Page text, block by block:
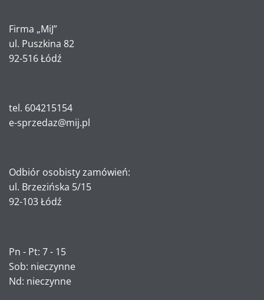
Firma „MiJ”
ul. Puszkina 82
92-516 Łódź
tel. 604215154
e-sprzedaz@mij.pl
Odbiór osobisty zamówień:
ul. Brzezińska 5/15
92-103 Łódź
Pn - Pt: 7 - 15
Sob: nieczynne
Nd: nieczynne